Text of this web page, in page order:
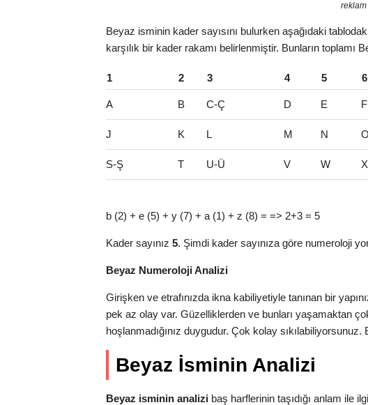
reklam
Beyaz isminin kader sayısını bulurken aşağıdaki
karşılık bir kader rakamı belirlenmiştir. Bunların toplamı
1 2 3 4 5 6
A B C-Ç D E F
J K L M N
S-Ş T U-Ü V W X
b (2) + e (5) + y (7) + a (1) + z (8) = => 2+3 = 5
Kader sayınız 5. Şimdi kader sayınıza göre numeroloji
Beyaz Numeroloji Analizi
Girişken ve etrafınızda ikna kabiliyetiyle tanınan bir
pek az olay var. Güzelliklerden ve bunları yaşamaktan
hoşlanmadığınız duygudur. Çok kolay
Beyaz İsminin Analizi
Beyaz isminin analizi baş harflerinin taşıdığı anlam ile